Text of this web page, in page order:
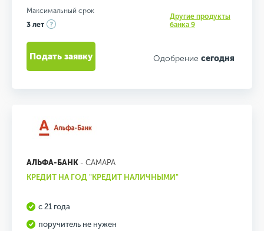
Максимальный срок
3 лет
Другие продукты
банка 9
Одобрение сегодня
Подать заявку
АЛЬФА-БАНК - САМАРА
КРЕДИТ НА ГОД "КРЕДИТ НАЛИЧНЫМИ"
с 21 года
поручитель не нужен